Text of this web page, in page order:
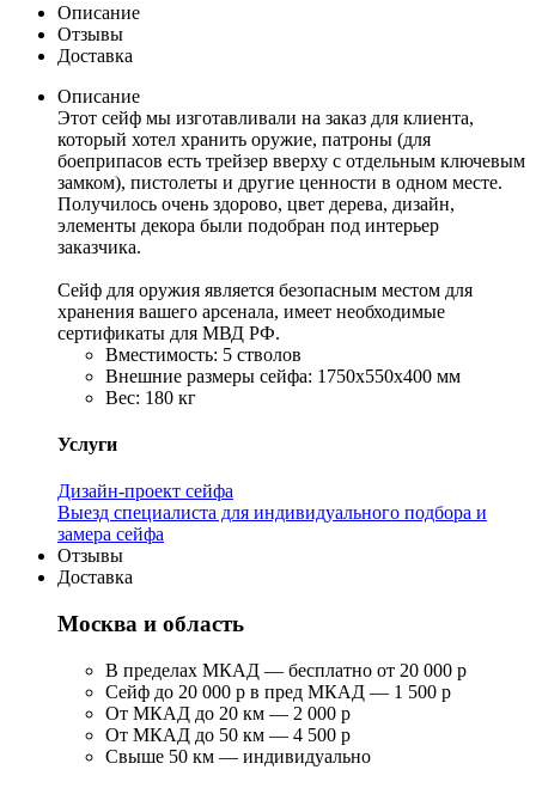
Описание
Отзывы
Доставка
Описание
Этот сейф мы изготавливали на заказ для клиента,
который хотел хранить оружие, патроны (для
боеприпасов есть трейзер вверху с отдельным ключевым
замком), пистолеты и другие ценности в одном месте.
Получилось очень здорово, цвет дерева, дизайн,
элементы декора были подобран под интерьер
заказчика.
Сейф для оружия является безопасным местом для
хранения вашего арсенала, имеет необходимые
сертификаты для МВД РФ.
Вместимость: 5 стволов
Внешние размеры сейфа: 1750х550х400 мм
Вес: 180 кг
Услуги
Дизайн-проект сейфа
Выезд специалиста для индивидуального подбора и
замера сейфа
Отзывы
Доставка
Москва и область
В пределах МКАД — бесплатно от 20 000 р
Сейф до 20 000 р в пред МКАД — 1 500 р
От МКАД до 20 км — 2 000 р
От МКАД до 50 км — 4 500 р
Свыше 50 км — индивидуально